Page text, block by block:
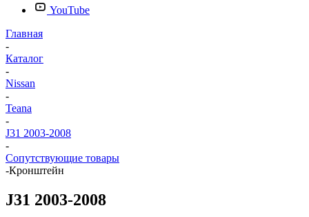
YouTube
Главная
-
Каталог
-
Nissan
-
Teana
-
J31 2003-2008
-
Сопутствующие товары
-Кронштейн
J31 2003-2008